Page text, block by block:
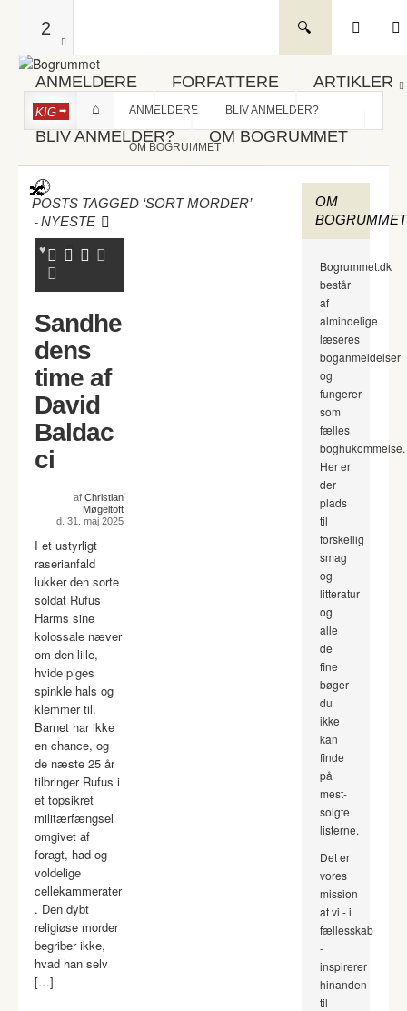
2
ANMELDERE FORFATTERE ARTIKLER
BLIV ANMELDER? OM BOGRUMMET
KIG ANMELDERE BLIV ANMELDER?
OM BOGRUMMET
POSTS TAGGED ‘SORT MORDER’
-NYESTE
Sandhe
dens
time af
David
Baldac
ci
af Christian
Møgeltoft
d. 31. maj 2025
I et ustyrligt
raserianfald
lukker den sorte
soldat Rufus
Harms sine
kolossale næver
om den lille,
hvide piges
spinkle hals og
klemmer til.
Barnet har ikke
en chance, og
de næste 25 år
tilbringer Rufus i
et topsikret
militærfængsel
omgivet af
foragt, had og
voldelige
cellekammerater
. Den dybt
religiøse morder
begriber ikke,
hvad han selv
[…]
OM
BOGRUMMET
Bogrummet.dk
består
af
almindelige
læseres
boganmeldelser
og
fungerer
som
fælles
boghukommelse.
Her er
der
plads
til
forskellig
smag
og
litteratur
og
alle
de
fine
bøger
du
ikke
kan
finde
på
mest-
solgte
listerne.
Det er
vores
mission
at vi - i
fællesskab
-
inspirerer
hinanden
til